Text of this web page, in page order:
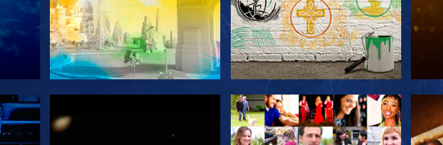
EXPLORE A SÉRIE EXPLORE A SÉRIE